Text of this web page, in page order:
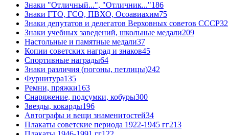
Знаки "Отличный...", "Отличник..."186
Знаки ГТО, ГСО, ПВХО, Осоавиахим75
Знаки депутатов и делегатов Верховных советов СССР32
Знаки учебных заведений, школьные медали209
Настольные и памятные медали37
Копии советских наград и знаков45
Спортивные награды64
Знаки различия (погоны, петлицы)242
Фурнитура135
Ремни, пряжки163
Снаряжение, подсумки, кобуры300
Звезды, кокарды196
Автографы и вещи знаменитостей34
Плакаты советские периода 1922-1945 гг213